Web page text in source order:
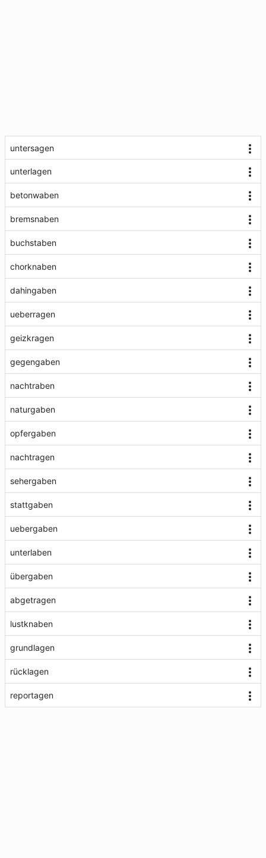
untersagen
unterlagen
betonwaben
bremsnaben
buchstaben
chorknaben
dahingaben
ueberragen
geizkragen
gegengaben
nachtraben
naturgaben
opfergaben
nachtragen
sehergaben
stattgaben
uebergaben
unterlaben
übergaben
abgetragen
lustknaben
grundlagen
rücklagen
reportagen